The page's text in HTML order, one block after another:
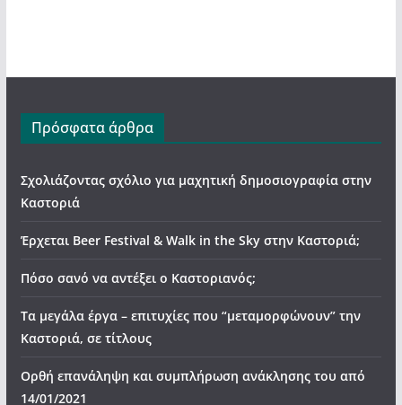
Πρόσφατα άρθρα
Σχολιάζοντας σχόλιο για μαχητική δημοσιογραφία στην
Καστοριά
Έρχεται Beer Festival & Walk in the Sky στην Καστοριά;
Πόσο σανό να αντέξει ο Καστοριανός;
Τα μεγάλα έργα – επιτυχίες που “μεταμορφώνουν” την
Καστοριά, σε τίτλους
Ορθή επανάληψη και συμπλήρωση ανάκλησης του από
14/01/2021